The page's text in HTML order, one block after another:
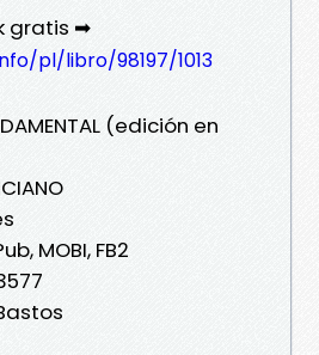
gratis ➡
pl/libro/98197/1013
(edición en
MOBI, FB2